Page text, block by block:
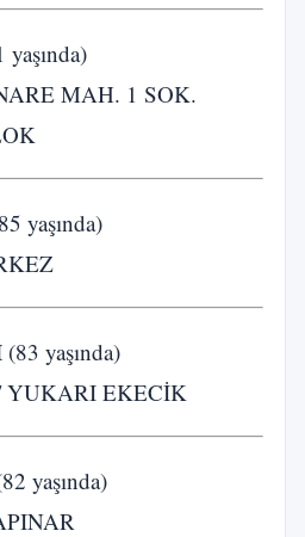
yaşında)
MAH. 1 SOK.
yaşında)
(83 yaşında)
YUKARI EKECİK
yaşında)